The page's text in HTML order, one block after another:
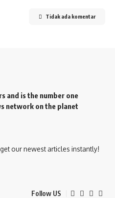
Tidak ada komentar
and is the number one
network on the planet
our newest articles instantly!
Follow US